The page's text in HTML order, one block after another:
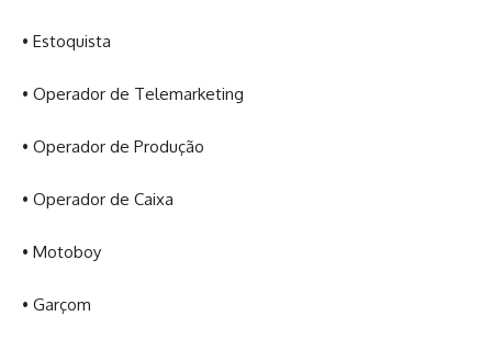
• Estoquista
• Operador de Telemarketing
• Operador de Produção
• Operador de Caixa
• Motoboy
• Garçom